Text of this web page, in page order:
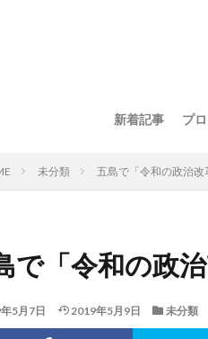
新着記事 プ
未分類 五島で「令和の政治改
で「令和の政
5月7日 2019年5月9日 未分類